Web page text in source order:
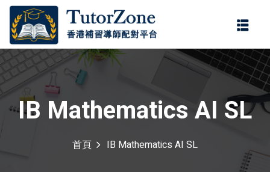
IB Mathematics AI SL
首頁 IB Mathematics AI SL
登錄